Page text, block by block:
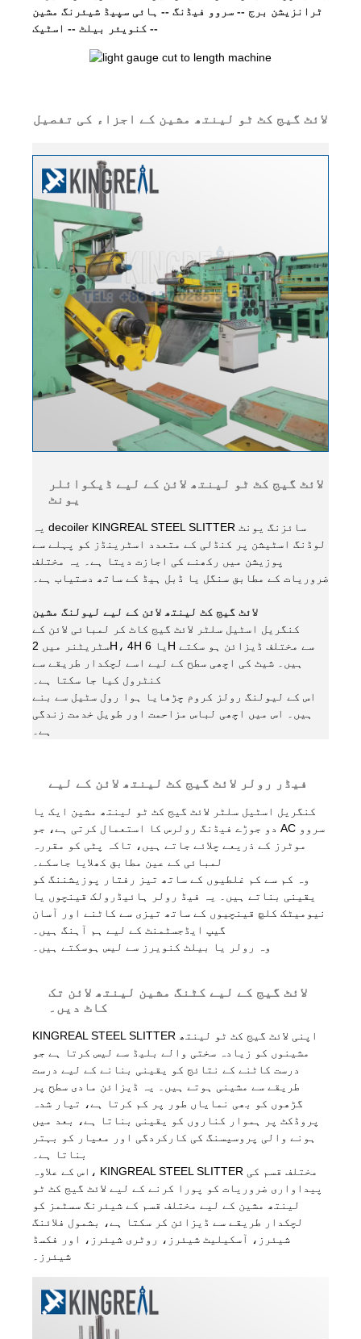
ٹرانزیشن برج -- سروو فیڈنگ -- ہائی سپیڈ شیئرنگ مشین
-- کنویئر بیلٹ -- اسٹیک
لائٹ گیج کٹ ٹو لینتھ مشین کے اجزاء کی تفصیل
لائٹ گیج کٹ ٹو لینتھ لائن کے لیے ڈیکوائلر
یونٹ
یہ decoiler KINGREAL STEEL SLITTER سائزنگ یونٹ
لوڈنگ اسٹیشن پر کنڈلی کے متعدد اسٹرینڈز کو پہلے سے
پوزیشن میں رکھنے کی اجازت دیتا ہے۔ یہ مختلف
ضروریات کے مطابق سنگل یا ڈبل ​​ہیڈ کے ساتھ دستیاب ہے۔
لائٹ گیج کٹ لینتھ لائن کے لیے لیولنگ مشین
کنگریل اسٹیل سلٹر لائٹ گیج کاٹ کر لمبائی لائن کے
سٹریٹنر میں 2H، 4H یا 6H سے مختلف ڈیزائن ہو سکتے
ہیں۔ شیٹ کی اچھی سطح کے لیے اسے لچکدار طریقے سے
کنٹرول کیا جا سکتا ہے۔
اس کے لیولنگ رولز کروم چڑھایا ہوا رول سٹیل سے بنے
ہیں۔ اس میں اچھی لباس مزاحمت اور طویل خدمت زندگی
ہے۔
کنگریل اسٹیل سلٹر لائٹ گیج کٹ ٹو لینتھ مشین ایک یا
دو جوڑے فیڈنگ رولرس کا استعمال کرتی ہے، جو AC سروو
موٹرز کے ذریعے چلائے جاتے ہیں، تاکہ پٹی کو مقررہ
لمبائی کے عین مطابق کھلایا جاسکے۔
وہ کم سے کم غلطیوں کے ساتھ تیز رفتار پوزیشننگ کو
یقینی بناتے ہیں۔ یہ فیڈ رولر ہائیڈرولک قینچوں یا
نیومیٹک کلچ قینچیوں کے ساتھ تیزی سے کاٹنے اور آسان
گیپ ایڈجسٹمنٹ کے لیے ہم آہنگ ہیں۔
وہ رولر یا بیلٹ کنویرز سے لیس ہوسکتے ہیں۔
لائٹ گیج کے لیے کٹنگ مشین لینتھ لائن تک
کاٹ دیں۔
KINGREAL STEEL SLITTER اپنی لائٹ گیج کٹ ٹو لینتھ
مشینوں کو زیادہ سختی والے بلیڈ سے لیس کرتا ہے جو
درست کاٹنے کے نتائج کو یقینی بنانے کے لیے درست
طریقے سے مشینی ہوتے ہیں۔ یہ ڈیزائن مادی سطح پر
گڑھوں کو بھی نمایاں طور پر کم کرتا ہے، تیار شدہ
پروڈکٹ پر ہموار کناروں کو یقینی بناتا ہے، بعد میں
ہونے والی پروسیسنگ کی کارکردگی اور معیار کو بہتر
بناتا ہے۔
اس کے علاوہ، KINGREAL STEEL SLITTER مختلف قسم کی
پیداواری ضروریات کو پورا کرنے کے لیے لائٹ گیج کٹ ٹو
لینتھ مشین کے لیے مختلف قسم کے شیئرنگ سسٹمز کو
لچکدار طریقے سے ڈیزائن کر سکتا ہے، بشمول فلائنگ
شیئرز، آسکیلیٹ شیئرز، روٹری شیئرز، اور فکسڈ
شیئرز۔